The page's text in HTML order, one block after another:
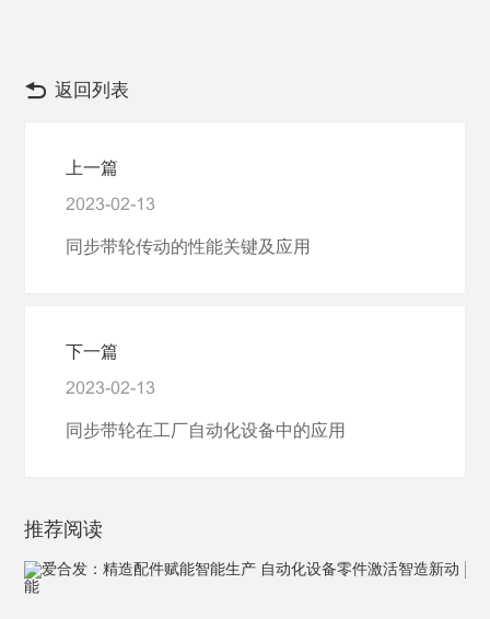
返回列表
上一篇
2023-02-13
同步带轮传动的性能关键及应用
下一篇
2023-02-13
同步带轮在工厂自动化设备中的应用
推荐阅读